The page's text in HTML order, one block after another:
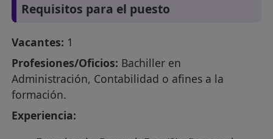
Requisitos para el puesto
Vacantes: 1
Profesiones/Oficios: Bachiller en
Administración, Contabilidad o afines a la
formación.
Experiencia: